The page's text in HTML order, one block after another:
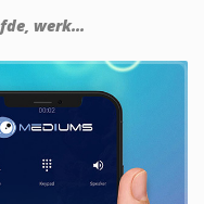
werk...